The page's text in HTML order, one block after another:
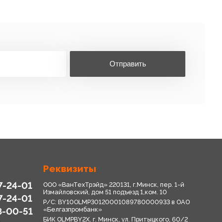
Отправить
24-01
24-01
00-51
Реквизиты
ООО «ВанТехТрэйд» 220131, г.Минск, пер. 1-й
Измайловский, дом 51 подъезд 1,ком. 10
Р/С: BY10OLMP30120001089780000933 в OАО
«Белгазпромбанк»
БИК OLMPBY2X. г. Минск, ул. Притыцкого, 60/2